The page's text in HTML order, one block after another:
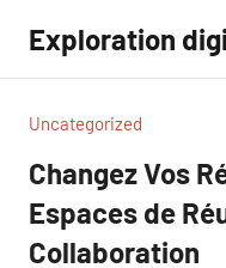
contenu
Exploration
Uncategorized
Changez Vos
Espaces de
Collaboration